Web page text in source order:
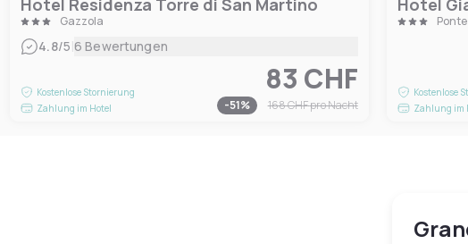
Hotel Residenza Torre di San Martino
Gazzola
4.8/5|6 Bewertungen
Kostenlose Stornierung
Zahlung im Hotel
83 CHF
-51% 168 CHFpro Nacht
Hotel
Kostenlose
Zahlung im